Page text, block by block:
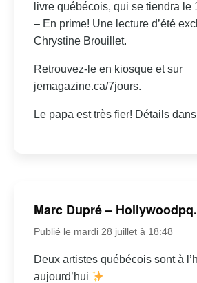
livre québécois, qui se tiendra le
– En prime! Une lecture d’été
Chrystine Brouillet.
Retrouvez-le en kiosque et sur
jemagazine.ca/7jours.
Le papa est très fier! Détails dans
Marc Dupré –
Publié le mardi 28 juillet à 18:48
Deux artistes québécois sont à
aujourd’hui